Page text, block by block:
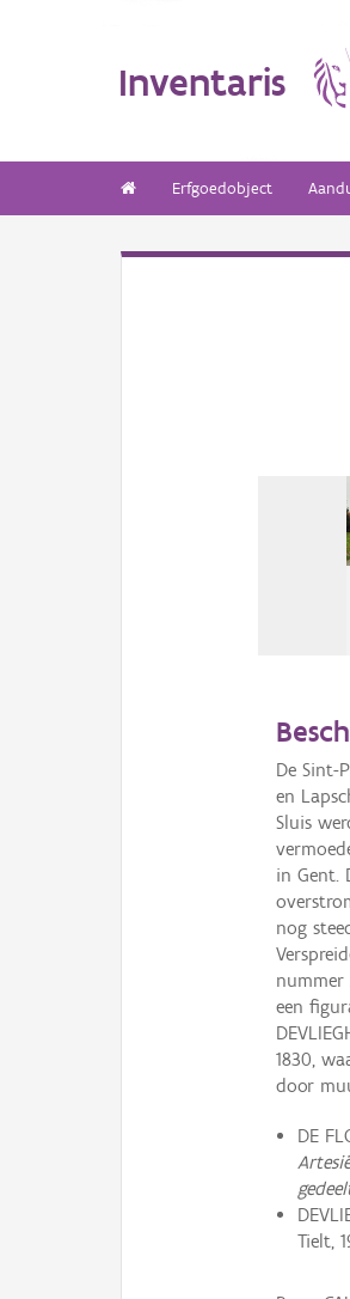
Inventaris
Erfgoedobject
De Sint-
en
Sluis
in Gent.
nog
nummer
een
1830,
door
DE
Tielt,